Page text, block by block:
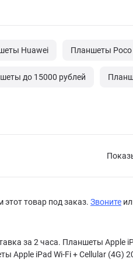
Huawei Планшеты Poco
до 15000 рублей
товар под заказ. Звоните
за 2 часа. Планшеты Apple
iPad Wi-Fi + Cellular (4G)